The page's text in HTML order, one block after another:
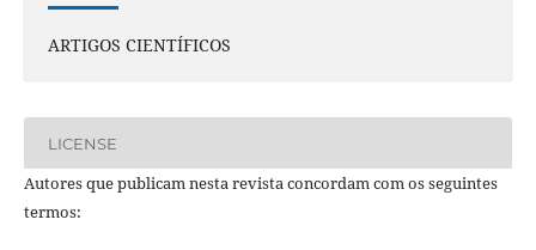
ARTIGOS CIENTÍFICOS
LICENSE
Autores que publicam nesta revista concordam com os seguintes
termos: